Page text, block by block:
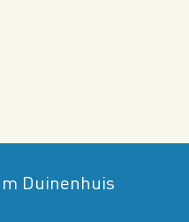
Duinenhuis